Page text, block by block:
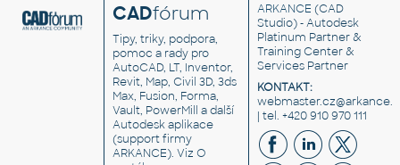
CADfórum
Tipy, triky, podpora,
pomoc a rady pro
AutoCAD, LT, Inventor,
Revit, Map, Civil 3D, 3ds
Max, Fusion, Forma,
Vault, PowerMill a další
Autodesk aplikace
(support firmy
ARKANCE). VizO
ARKANCE (CAD
Studio) - Autodesk
Platinum Partner &
Training Center &
Services Partner
KONTAKT:
| tel. +420 910 970 111